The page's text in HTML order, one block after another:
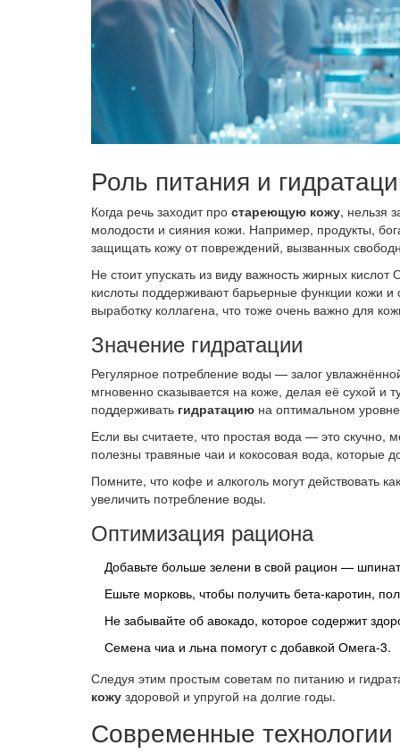
Роль питания и
Когда речь заходит про стареющую кожу, нельзя
молодости и сияния кожи. Например, продукты,
защищать кожу от повреждений, вызванных
Не стоит упускать из виду важность жирных
кислоты поддерживают барьерные функции кожи
выработку коллагена, что тоже очень важно для
Значение гидратации
Регулярное потребление воды — залог
мгновенно сказывается на коже, делая её сухой и
поддерживать гидратацию на оптимальном
Если вы считаете, что простая вода — это
полезны травяные чаи и кокосовая вода, которые
Помните, что кофе и алкоголь могут действовать
увеличить потребление воды.
Оптимизация рациона
Добавьте больше зелени в свой рацион —
Ешьте морковь, чтобы получить бета-каротин,
Не забывайте об авокадо, которое содержит
Семена чиа и льна помогут с добавкой Омега-3.
Следуя этим простым советам по питанию и
кожу здоровой и упругой на долгие годы.
Современные